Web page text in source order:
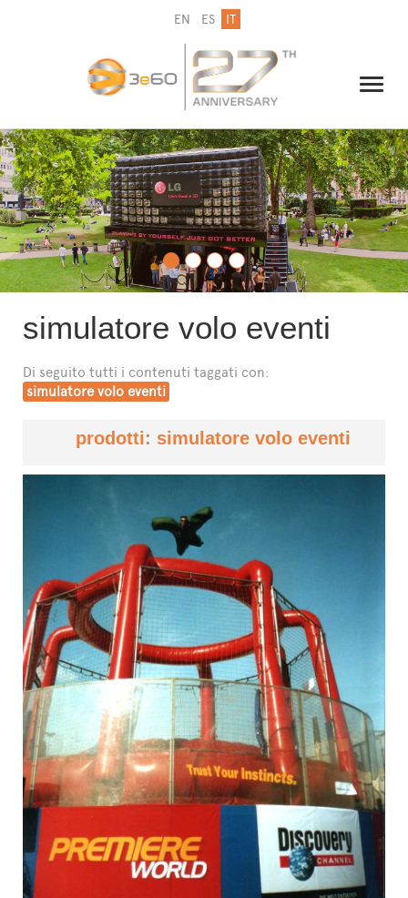
EN ES IT
IL GRUPPO
NEWSLETTER
CONTATTI
simulatore volo eventi
Di seguito tutti i contenuti taggati con:
simulatore volo eventi
prodotti: simulatore volo eventi